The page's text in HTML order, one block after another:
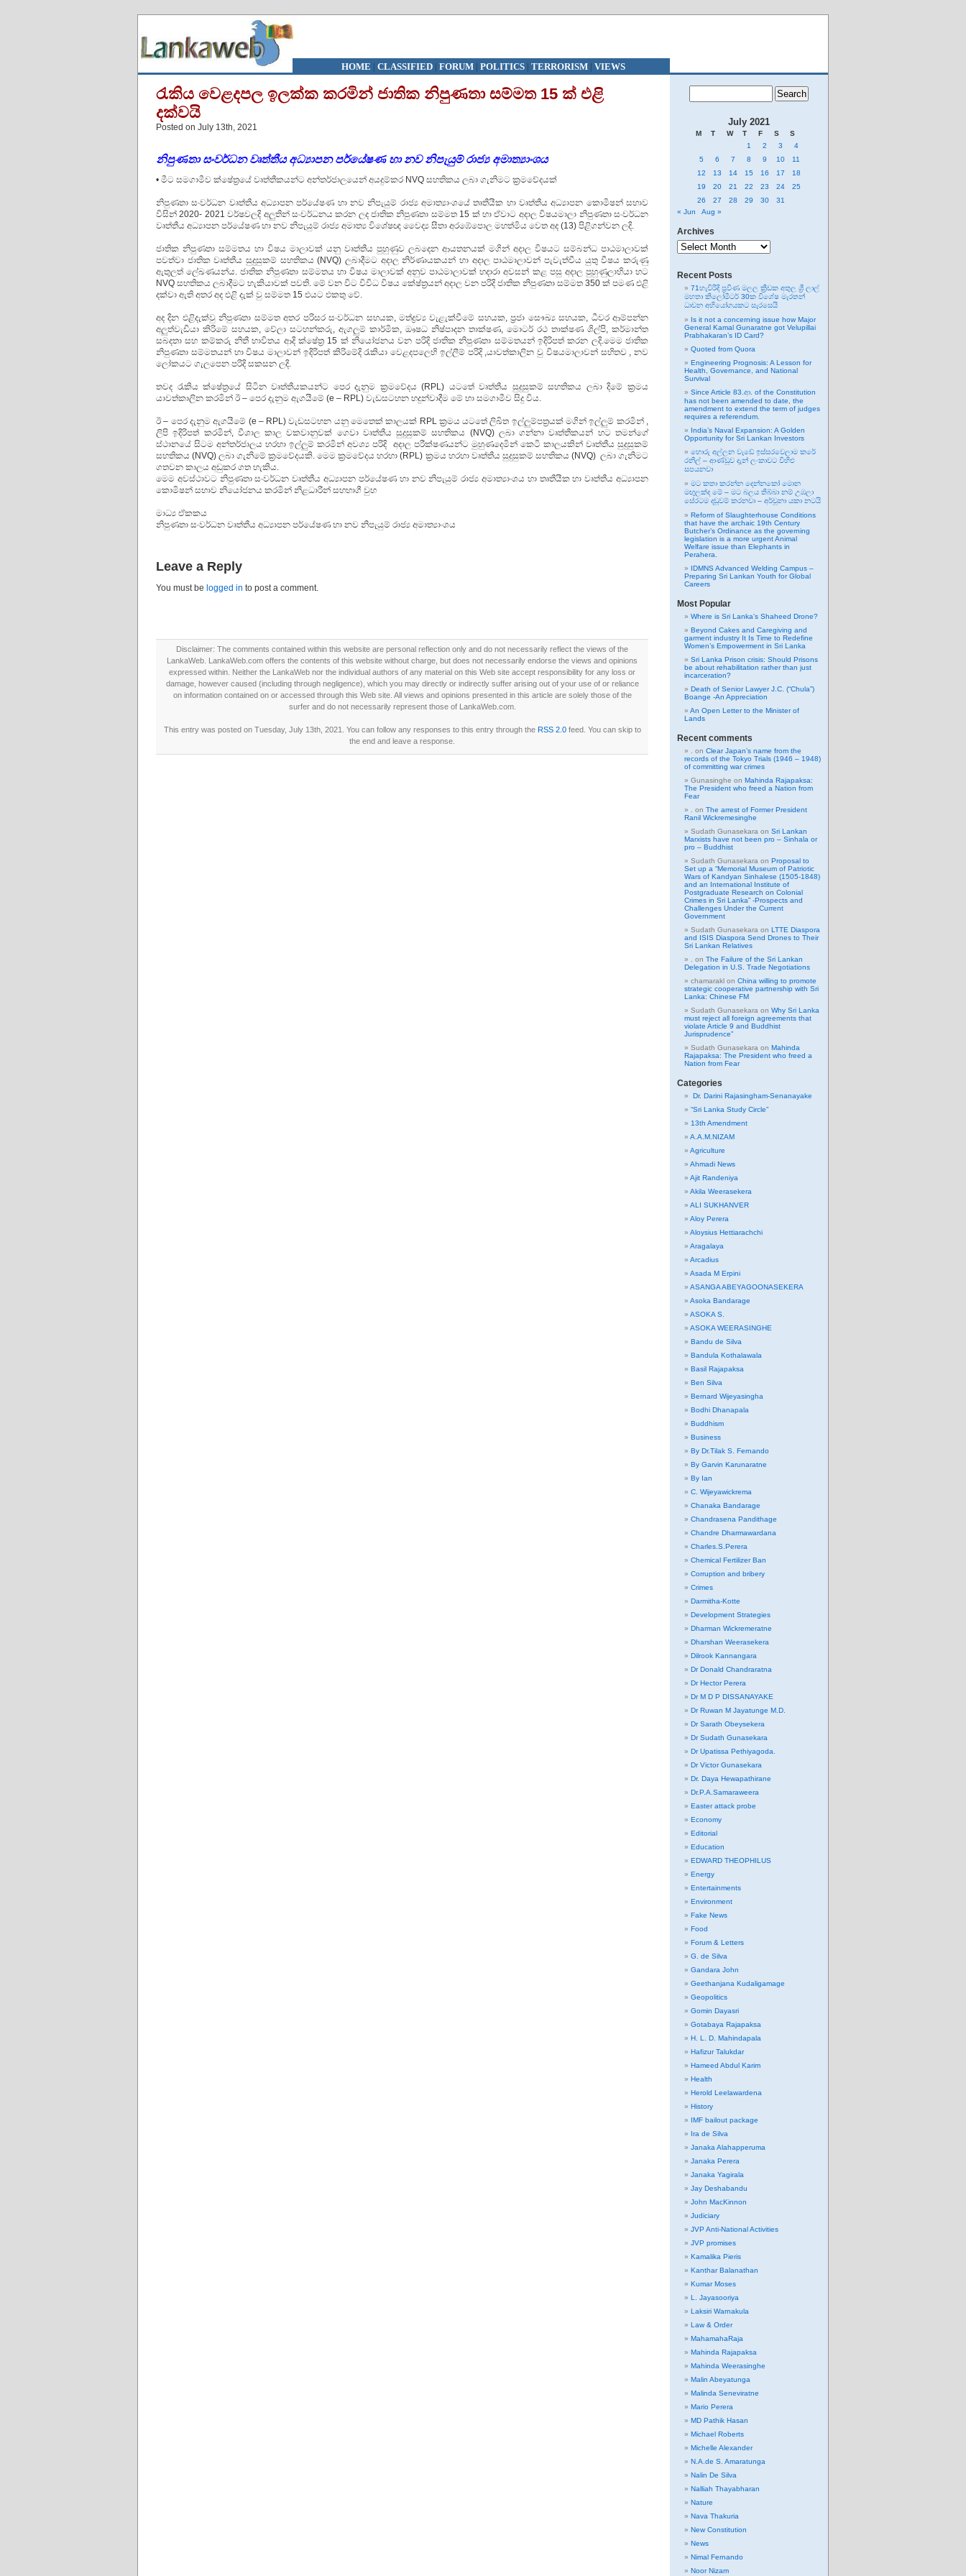
HOME | CLASSIFIED| FORUM| POLITICS | TERRORISM| VIEWS
රැකිය වෙළදපල ඉලක්ක කරමින් ජාතික නිපුණතා සම්මත 15 ක් එළි
දක්වයි
Posted on July 13th, 2021
නිපුණතා සංවර්ධන වෘත්තීය අධ්‍යාපන පර්යේෂණ හා නව නිපැයුම් රාජ්‍ය අමාත්‍යාංශය
• මීට සමගාමීව ක්ෂේත්‍රයේ වෘත්තීකයන්ට අන්තර්ජාලයෙන් අයදුම්කර NVQ සහතිකය ලබා ගැනිමට ක්‍රමවේදයක්
නිපුණතා සංවර්ධන වෘත්තීය අධ්‍යාපන පර්යේෂණ හා නව නිපැයුම් රාජ්‍ය අමාත්‍යාංශයේ තෘතීයීක හා වෘත්තීය අධ්‍යාපන කොමිෂන් සභාව
විසින් 2020- 2021 වර්ෂවලදි අලුතින් සංවර්ධනය කරන ලද ජාතික නිපුණතා සම්මත 15 ක් හා ඒවාට අදාල විෂයමාලා නිපුණතා සංවර්ධන
වෘත්තීය අධ්‍යාපන පර්යේෂණ හා නව නිපැයුම් රාජ්‍ය අමාත්‍ය විශේෂඥ වෛද්‍ය සීතා අරඹේපොල මහත්මිය වෙත අද (13) පිළිගන්වන ලදි.
ජාතික නිපුණතා සම්මතය හා විෂය මාලාවක් යනු වෘත්තීය පුහුණුව ලබදෙන ආයතනයක් මගින් අදාල විෂයට සම්බන්ධ පාඨමාලාවක්
පවත්වා ජාතික වෘත්තීය සුදුසුකම් සහතිකය (NVQ) ලබාදීමට අදාල නිර්ණායකයන් හා අදාල පාඨමාලාවන් පැවැත්වීය යුතු වීෂය කරුණු
ඇතුලත් ලේඛණයන්ය. ජාතික නිපුණතා සම්මතය හා විෂය මාලාවක් අනුව පාඨමාලාවක් හදාරා අවසන් කළ පසු අදාල පුහුණුලාභියා හට
NVQ සහතිකය ලබාදීමට හැකියාවක් පවති. මේ වන විට විවිධ විෂය කේෂ්ත්‍රයන් අදාල වන පරිදි ජාතික නිපුණතා සම්මත 350 ක් පමණ එළි
දක්වා ඇති අතර අද එළි දැක් වු සම්මත 15 එයට එකතු වේ.
අද දින එළිදැක්වු නිපුණතා සම්මත අතර පරිසර සංවර්ධන සහයක, මත්ද්‍රව්‍ය වැළැක්වීමේ සහයක, ප්‍රජා සෞඛ්‍ය සහයක, ධීවර ආම්පන්න
අලුත්වැඩියා කිරිමේ සහයක, වේලා සටහන්කරු, ඇගලුම් කාර්මික, ඖෂධ නිෂ්පාදන තාක්ෂණ, මොටර් රථ තාක්ෂණ ශිල්පි, කර්මාන්ත
සබදතා සහ කම්කරු නිතී භාවිතය ආදි ක්ෂේත්‍ර 15 ක් නියෝජනය වන පරිදි ජාතික නිපුණතා සම්මතයන් ඉදිරිපත් කරන ලදි.මෙම ජාතික
නිපුණතා සම්මතයන් හා විෂය මාලාවන් ඉදිරිපත් කිරිමේදි රැකියා වෙළදපලෙහි ඉල්ලීම් පරිදි ,යාවත්කාලින වු විෂයමාලාවන් සහිතව , නව
ලෝකයට ගැලපෙන පරිදි සකසන ලදි.
තවද රැකිය ක්ෂේත්‍රයේ සිටින වෘත්තීයකයන්ට පෙර දැනුම ක්‍රමවේදය (RPL) යටතේ වෘත්තීය සුදුසුකම් සහතිකය ලබා දිමේ ක්‍රමය
යාවත්කාලින කරමින් ඊ – පෙර දැනුම ඇගයීමේ (e – RPL) වැඩසටහන හදුන්වාදීම මේ හා සමගාමීව සිදු විය.
ඊ – පෙර දැනුම ඇගයීමේ (e – RPL) වැඩසටහන යනු මෙතෙක් කාලයක් RPL ක්‍රමය යටතේ ලිඛිත ඉල්ලුම්පත්‍රයක් මගින් ඉල්ලුම් කරමින් ,
ලිපි ඉදිරිපත් කරමින්, වීශාල කාල වකවානුවක් ගෙවා වෘත්තීය සුදුසුකම් සහතිකය (NVQ) ලබා ගන්නා වෘත්තීකයන් හට තමන්ගේ
ස්ථානයේ සිටම අන්තර්ජාලය හරහා ඉල්ලුම් කරමින් අවශ්‍ය පරිදි අදාල පරීක්ෂණයන්ට මුහුණදෙමින් කෙටි කාලයකින් වෘත්තීය සුදුසුකම්
සහතිකය (NVQ) ලබා ගැනිමේ ක්‍රමවේදයකි. මෙම ක්‍රමවේදය හරහා (RPL) ක්‍රමය හරහා වෘත්තීය සුදුසුකම් සහතිකය (NVQ) ලබා ගැනිමට
ගතවන කාලය අඩුකර ගත හැකිය.
මෙම අවස්ථාවට නිපුණතා සංවර්ධන වෘත්තීය අධ්‍යාපන පර්යේෂණ හා නව නිපැයුම් රාජ්‍ය අමාත්‍යාංශය හා තෘතීයීක හා වෘත්තීය අධ්‍යාපන
කොමිෂන් සභාව නියෝජනය කරමින් නිළධාරීන් සහභාගී වුහ
මාධ්‍ය ඒකකය
නිපුණතා සංවර්ධන වෘත්තීය අධ්‍යාපන පර්යේෂණ හා නව නිපැයුම් රාජ්‍ය අමාත්‍යාංශය
Leave a Reply
You must be logged in to post a comment.
Disclaimer: The comments contained within this website are personal reflection only and do not necessarily reflect the views of the
LankaWeb. LankaWeb.com offers the contents of this website without charge, but does not necessarily endorse the views and opinions
expressed within. Neither the LankaWeb nor the individual authors of any material on this Web site accept responsibility for any loss or
damage, however caused (including through negligence), which you may directly or indirectly suffer arising out of your use of or reliance
on information contained on or accessed through this Web site. All views and opinions presented in this article are solely those of the
surfer and do not necessarily represent those of LankaWeb.com.
This entry was posted on Tuesday, July 13th, 2021. You can follow any responses to this entry through the RSS 2.0feed. You can skip to
the end and leave a response.
July 2021
M T W T F S
S
1
2 3
4
5
6 7 8 9 10
11
12
13 14 15 16 17
18
19
20 21 22 23 24
25
26
27 28 29 30
31
« Jun
Aug »
Archives
Archives
Recent Posts
71හැවිරිදි ප්‍රවීණ මලල ක්‍රීඩක අතුල ශ්‍රී ලාල්
මහතා කිලෝමීටර් 30ක විශේෂ මැරතන්
ධාවන අභියෝගයකට සැරසෙයි
Is it not a concerning issue how Major
General Kamal Gunaratne got Velupillai
Prabhakaran’s ID Card?
Quoted from Quora
Engineering Prognosis: A Lesson for
Health, Governance, and National
Survival
Since Article 83.ආ. of the Constitution
has not been amended to date, the
amendment to extend the term of judges
requires a referendum.
India’s Naval Expansion: A Golden
Opportunity for Sri Lankan Investors
හොරු අල්ලන වැඩේ ඉස්සරවෙලාම කරේ
රනිල් – ආණ්ඩුව දැන් ලංකාවට විහිළු
සපයනවා
මට කතා කරන්න දෙන්නකෝ මොන
මඟුලක්ද මේ – මට බලය තිබ්බා නම් උඹලා
සේරටම දඬුවම් කරනවා – අර්චුනා යකා නටයි
Reform of Slaughterhouse Conditions
that have the archaic 19th Century
Butcher’s Ordinance as the governing
legislation is a more urgent Animal
Welfare issue than Elephants in
Perahera.
IDMNS Advanced Welding Campus –
Preparing Sri Lankan Youth for Global
Careers
Most Popular
Where is Sri Lanka’s Shaheed Drone?
Beyond Cakes and Caregiving and
garment industry It Is Time to Redefine
Women’s Empowerment in Sri Lanka
Sri Lanka Prison crisis: Should Prisons
be about rehabilitation rather than just
incarceration?
Death of Senior Lawyer J.C. (“Chula”)
Boange -An Appreciation
An Open Letter to the Minister of
Lands
Recent comments
on Clear Japan’s name from the
records of the Tokyo Trials (1946 – 1948)
of committing war crimes
Gunasinghe on Mahinda Rajapaksa:
The President who freed a Nation from
Fear
on The arrest of Former President
Ranil Wickremesinghe
Sudath Gunasekara on Sri Lankan
Marxists have not been pro – Sinhala or
pro – Buddhist
Sudath Gunasekara on Proposal to
Set up a “Memorial Museum of Patriotic
Wars of Kandyan Sinhalese (1505-1848)
and an International Institute of
Postgraduate Research on Colonial
Crimes in Sri Lanka” -Prospects and
Challenges Under the Current
Government
Sudath Gunasekara on LTTE Diaspora
and ISIS Diaspora Send Drones to Their
Sri Lankan Relatives
on The Failure of the Sri Lankan
Delegation in U.S. Trade Negotiations
chamarakl on China willing to promote
strategic cooperative partnership with Sri
Lanka: Chinese FM
Sudath Gunasekara on Why Sri Lanka
must reject all foreign agreements that
violate Article 9 and Buddhist
Jurisprudence”
Sudath Gunasekara on Mahinda
Rajapaksa: The President who freed a
Nation from Fear
Categories
Dr. Darini Rajasingham-Senanayake
“Sri Lanka Study Circle”
13th Amendment
A.A.M.NIZAM
Agriculture
Ahmadi News
Ajit Randeniya
Akila Weerasekera
ALI SUKHANVER
Aloy Perera
Aloysius Hettiarachchi
Aragalaya
Arcadius
Asada M Erpini
ASANGA ABEYAGOONASEKERA
Asoka Bandarage
ASOKA S.
ASOKA WEERASINGHE
Bandu de Silva
Bandula Kothalawala
Basil Rajapaksa
Ben Silva
Bernard Wijeyasingha
Bodhi Dhanapala
Buddhism
Business
By Dr.Tilak S. Fernando
By Garvin Karunaratne
By Ian
C. Wijeyawickrema
Chanaka Bandarage
Chandrasena Pandithage
Chandre Dharmawardana
Charles.S.Perera
Chemical Fertilizer Ban
Corruption and bribery
Crimes
Darmitha-Kotte
Development Strategies
Dharman Wickremeratne
Dharshan Weerasekera
Dilrook Kannangara
Dr Donald Chandraratna
Dr Hector Perera
Dr M D P DISSANAYAKE
Dr Ruwan M Jayatunge M.D.
Dr Sarath Obeysekera
Dr Sudath Gunasekara
Dr Upatissa Pethiyagoda.
Dr Victor Gunasekara
Dr. Daya Hewapathirane
Dr.P.A.Samaraweera
Easter attack probe
Economy
Editorial
Education
EDWARD THEOPHILUS
Energy
Entertainments
Environment
Fake News
Food
Forum & Letters
G. de Silva
Gandara John
Geethanjana Kudaligamage
Geopolitics
Gomin Dayasri
Gotabaya Rajapaksa
H. L. D. Mahindapala
Hafizur Talukdar
Hameed Abdul Karim
Health
Herold Leelawardena
History
IMF bailout package
Ira de Silva
Janaka Alahapperuma
Janaka Perera
Janaka Yagirala
Jay Deshabandu
John MacKinnon
Judiciary
JVP Anti-National Activities
JVP promises
Kamalika Pieris
Kanthar Balanathan
Kumar Moses
L. Jayasooriya
Laksiri Warnakula
Law & Order
MahamahaRaja
Mahinda Rajapaksa
Mahinda Weerasinghe
Malin Abeyatunga
Malinda Seneviratne
Mario Perera
MD Pathik Hasan
Michael Roberts
Michelle Alexander
N.A.de S. Amaratunga
Nalin De Silva
Nalliah Thayabharan
Nature
Nava Thakuria
New Constitution
News
Nimal Fernando
Noor Nizam